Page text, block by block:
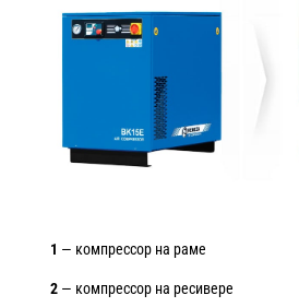
1 — компрессор на раме
2 — компрессор на ресивере